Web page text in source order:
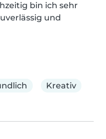
bin ich sehr
und
Kreativ